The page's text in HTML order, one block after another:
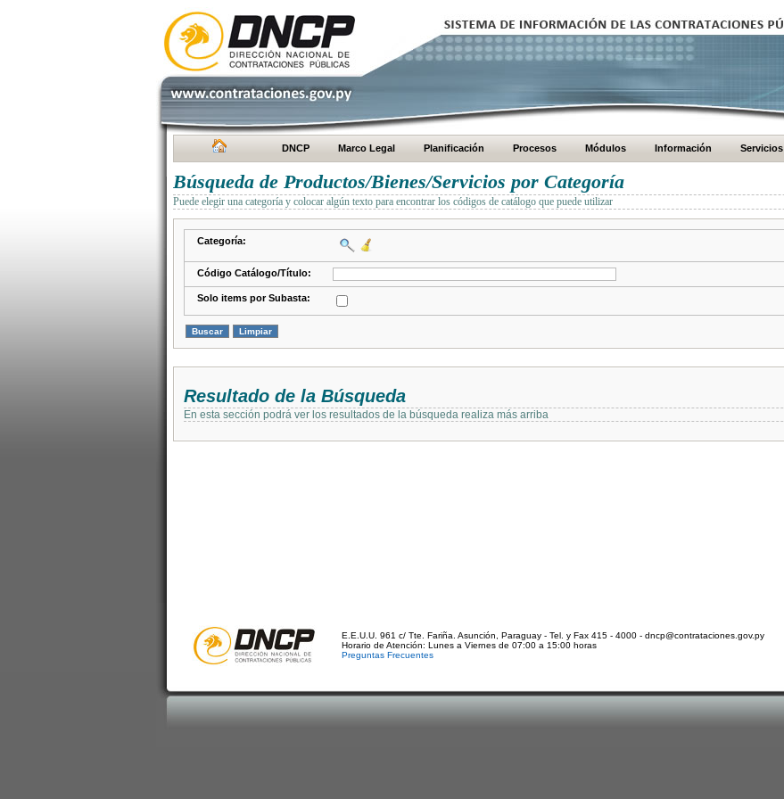
DNCP Marco Legal Planificación Procesos Módulos Información Servicios
Búsqueda de Productos/Bienes/Servicios por Categoría
Puede elegir una categoría y colocar algún texto para encontrar los códigos de catálogo que puede utilizar
Categoría:
Código Catálogo/Título:
Solo items por Subasta:
Resultado de la Búsqueda
En esta sección podrá ver los resultados de la búsqueda realiza más arriba
E.E.U.U. 961 c/ Tte. Fariña. Asunción, Paraguay - Tel. y Fax 415 - 4000 - dncp@contrataciones.gov.py
Horario de Atención: Lunes a Viernes de 07:00 a 15:00 horas
Preguntas Frecuentes